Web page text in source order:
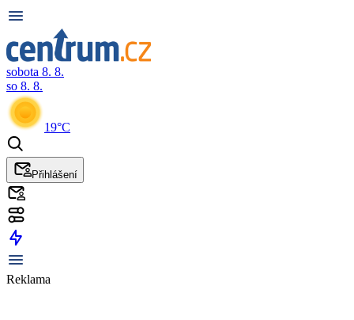
sobota 8. 8.
so 8. 8.
19°C
Přihlášení
Reklama